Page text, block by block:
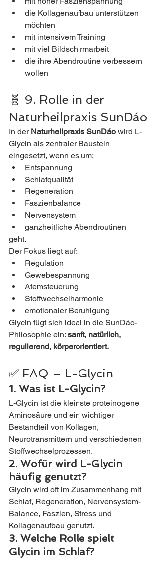
die Kollagenaufbau unterstützen
möchten
mit intensivem Training
mit viel Bildschirmarbeit
die ihre Abendroutine verbessern
wollen
🧬 9. Rolle in der
Naturheilpraxis SunDáo
In der Naturheilpraxis SunDáo wird L-
Glycin als zentraler Baustein
eingesetzt, wenn es um:
Entspannung
Schlafqualität
Regeneration
Faszienbalance
Nervensystem
ganzheitliche Abendroutinen
geht.
Der Fokus liegt auf:
Regulation
Gewebespannung
Atemsteuerung
Stoffwechselharmonie
emotionaler Beruhigung
Glycin fügt sich ideal in die SunDáo-
Philosophie ein: sanft, natürlich,
regulierend, körperorientiert.
✅ FAQ – L-Glycin
1. Was ist L-Glycin?
L-Glycin ist die kleinste proteinogene
Aminosäure und ein wichtiger
Bestandteil von Kollagen,
Neurotransmittern und verschiedenen
Stoffwechselprozessen.
2. Wofür wird L-Glycin
häufig genutzt?
Glycin wird oft im Zusammenhang mit
Schlaf, Regeneration, Nervensystem-
Balance, Faszien, Stress und
Kollagenaufbau genutzt.
3. Welche Rolle spielt
Glycin im Schlaf?